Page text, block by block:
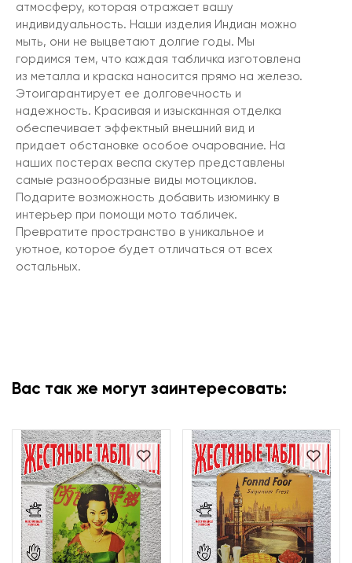
атмосферу, которая отражает вашу
индивидуальность. Наши изделия Индиан можно
мыть, они не выцветают долгие годы. Мы
гордимся тем, что каждая табличка изготовлена
из металла и краска наносится прямо на железо.
Этоигарантирует ее долговечность и
надежность. Красивая и изысканная отделка
обеспечивает эффектный внешний вид и
придает обстановке особое очарование. На
наших постерах веспа скутер представлены
самые разнообразные виды мотоциклов.
Подарите возможность добавить изюминку в
интерьер при помощи мото табличек.
Превратите пространство в уникальное и
уютное, которое будет отличаться от всех
остальных.
Вас так же могут заинтересовать: